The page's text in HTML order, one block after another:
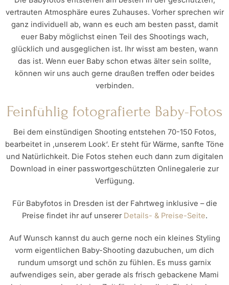
vertrauten Atmosphäre eures Zuhauses. Vorher sprechen wir
ganz individuell ab, wann es euch am besten passt, damit
euer Baby möglichst einen Teil des Shootings wach,
glücklich und ausgeglichen ist. Ihr wisst am besten, wann
das ist. Wenn euer Baby schon etwas älter sein sollte,
können wir uns auch gerne draußen treffen oder beides
verbinden.
Feinfühlig fotografierte Baby-Fotos
Bei dem einstündigen Shooting entstehen 70-150 Fotos,
bearbeitet in ‚unserem Look‘. Er steht für Wärme, sanfte Töne
und Natürlichkeit. Die Fotos stehen euch dann zum digitalen
Download in einer passwortgeschützten Onlinegalerie zur
Verfügung.
Für Babyfotos in Dresden ist der Fahrtweg inklusive – die
Preise findet ihr auf unserer Details- & Preise-Seite.
Auf Wunsch kannst du auch gerne noch ein kleines Styling
vorm eigentlichen Baby-Shooting dazubuchen, um dich
rundum umsorgt und schön zu fühlen. Es muss garnix
aufwendiges sein, aber gerade als frisch gebackene Mami